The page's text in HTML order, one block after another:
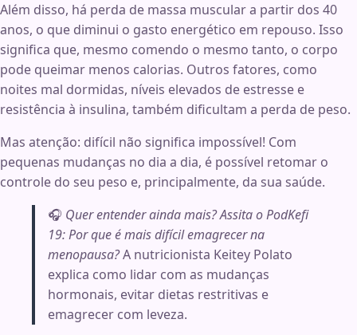
Além disso, há perda de massa muscular a partir dos 40
anos, o que diminui o gasto energético em repouso. Isso
significa que, mesmo comendo o mesmo tanto, o corpo
pode queimar menos calorias. Outros fatores, como
noites mal dormidas, níveis elevados de estresse e
resistência à insulina, também dificultam a perda de peso.
Mas atenção: difícil não significa impossível! Com
pequenas mudanças no dia a dia, é possível retomar o
controle do seu peso e, principalmente, da sua saúde.
🎧 Quer entender ainda mais? Assita o PodKefi
19: Por que é mais difícil emagrecer na
menopausa?A nutricionista Keitey Polato
explica como lidar com as mudanças
hormonais, evitar dietas restritivas e
emagrecer com leveza.